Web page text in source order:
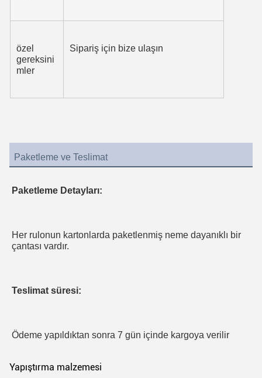
özel
gereksini
mler
Sipariş için bize ulaşın
Paketleme ve Teslimat
Paketleme Detayları:
Her rulonun kartonlarda paketlenmiş neme dayanıklı bir
çantası vardır.
Teslimat süresi:
Ödeme yapıldıktan sonra 7 gün içinde kargoya verilir
Yapıştırma malzemesi